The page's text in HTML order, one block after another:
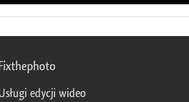
Fixthephoto
edycji wideo